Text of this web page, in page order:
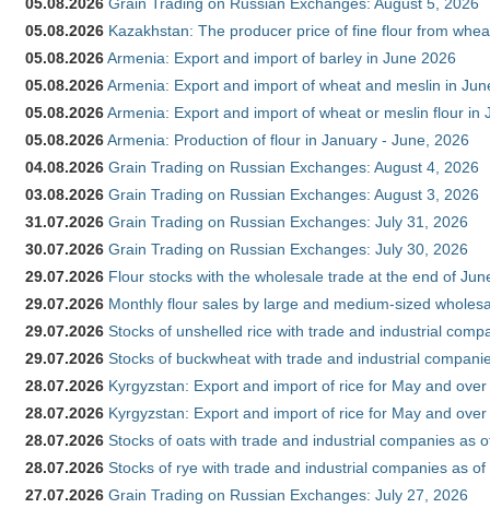
05.08.2026 Grain Trading on Russian Exchanges: August 5, 2026
05.08.2026 Kazakhstan: The producer price of fine flour from
05.08.2026Armenia: Export and import of barley in June 2026
05.08.2026Armenia: Export and import of wheat and meslin in
05.08.2026Armenia: Export and import of wheat or meslin flour in
05.08.2026Armenia: Production of flour in January - June, 2026
04.08.2026 Grain Trading on Russian Exchanges: August 4, 2026
03.08.2026 Grain Trading on Russian Exchanges: August 3, 2026
31.07.2026 Grain Trading on Russian Exchanges: July 31, 2026
30.07.2026 Grain Trading on Russian Exchanges: July 30, 2026
29.07.2026 Flour stocks with the wholesale trade at the end of
29.07.2026 Monthly flour sales by large and medium-sized
29.07.2026 Stocks of unshelled rice with trade and industrial
29.07.2026 Stocks of buckwheat with trade and industrial
28.07.2026 Kyrgyzstan: Export and import of rice for May and
28.07.2026 Kyrgyzstan: Export and import of rice for May and
28.07.2026 Stocks of oats with trade and industrial companies as
28.07.2026 Stocks of rye with trade and industrial companies as
27.07.2026 Grain Trading on Russian Exchanges: July 27, 2026